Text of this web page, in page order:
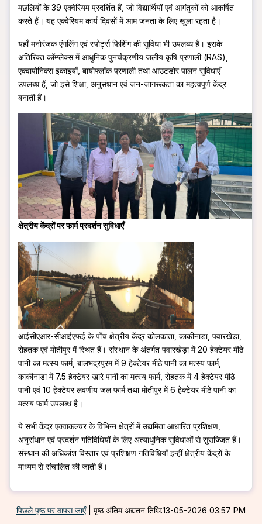
मछलियों के 39 एक्वेरियम प्रदर्शित हैं, जो विद्यार्थियों एवं आगंतुकों को आकर्षित
करते हैं। यह एक्वेरियम कार्य दिवसों में आम जनता के लिए खुला रहता है।
यहाँ मनोरंजक एंगलिंग एवं स्पोर्ट्स फिशिंग की सुविधा भी उपलब्ध है। इसके
अतिरिक्त कॉम्प्लेक्स में आधुनिक पुनर्चक्रणीय जलीय कृषि प्रणाली (RAS),
एक्वापोनिक्स इकाइयाँ, बायोफ्लॉक प्रणाली तथा आउटडोर पालन सुविधाएँ
उपलब्ध हैं, जो इसे शिक्षा, अनुसंधान एवं जन-जागरूकता का महत्वपूर्ण केंद्र
बनाती हैं।
क्षेत्रीय केंद्रों पर फार्म प्रदर्शन सुविधाएँ
आईसीएआर-सीआईएफई के पाँच क्षेत्रीय केंद्र कोलकाता, काकीनाडा, पवारखेड़ा,
रोहतक एवं मोतीपुर में स्थित हैं। संस्थान के अंतर्गत पवारखेड़ा में 20 हेक्टेयर मीठे
पानी का मत्स्य फार्म, बालभद्रपुरम में 9 हेक्टेयर मीठे पानी का मत्स्य फार्म,
काकीनाडा में 7.5 हेक्टेयर खारे पानी का मत्स्य फार्म, रोहतक में 4 हेक्टेयर मीठे
पानी एवं 10 हेक्टेयर लवणीय जल फार्म तथा मोतीपुर में 6 हेक्टेयर मीठे पानी का
मत्स्य फार्म उपलब्ध है।
ये सभी केंद्र एक्वाकल्चर के विभिन्न क्षेत्रों में उद्यमिता आधारित प्रशिक्षण,
अनुसंधान एवं प्रदर्शन गतिविधियों के लिए अत्याधुनिक सुविधाओं से सुसज्जित हैं।
संस्थान की अधिकांश विस्तार एवं प्रशिक्षण गतिविधियाँ इन्हीं क्षेत्रीय केंद्रों के
माध्यम से संचालित की जाती हैं।
पिछले पृष्ठ पर वापस जाएँ पृष्ठ अंतिम अद्यतन तिथि:13-05-2026 03:57 PM